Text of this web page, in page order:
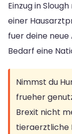
Einzug in
einer
fuer deine
Bedarf eine
Nimmst du
frueher
Brexit nicht
tieraerztliche